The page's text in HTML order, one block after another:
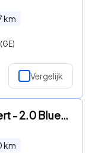
km
Vergelijk
Peugeot Expert - 2.0 BlueHDI 145PK L3 Dubbele Cabine Navigatie, Achteruitrijc
km